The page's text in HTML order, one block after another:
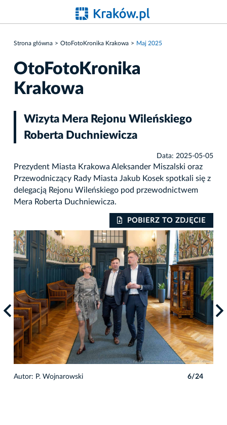
Strona główna OtoFotoKronika Krakowa Maj 2025
OtoFotoKronika
Krakowa
Wizyta Mera Rejonu Wileńskiego
Roberta Duchniewicza
Data: 2025-05-05
Prezydent Miasta Krakowa Aleksander Miszalski oraz
Przewodniczący Rady Miasta Jakub Kosek spotkali się z
delegacją Rejonu Wileńskiego pod przewodnictwem
Mera Roberta Duchniewicza.
POBIERZ TO ZDJĘCIE
Autor: P. Wojnarowski 6/24